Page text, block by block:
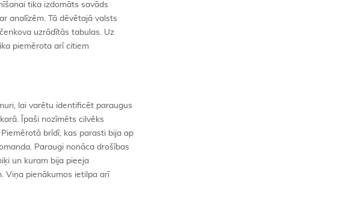
tika izdomāts savāds
analīzēm. Tā dēvētajā valsts
uzrādītās tabulas. Uz
piemērota arī citiem
lai varētu identificēt paraugus
Īpaši nozīmēts cilvēks
brīdī, kas parasti bija ap
Paraugi nonāca drošības
un kuram bija pieeja
Viņa pienākumos ietilpa arī